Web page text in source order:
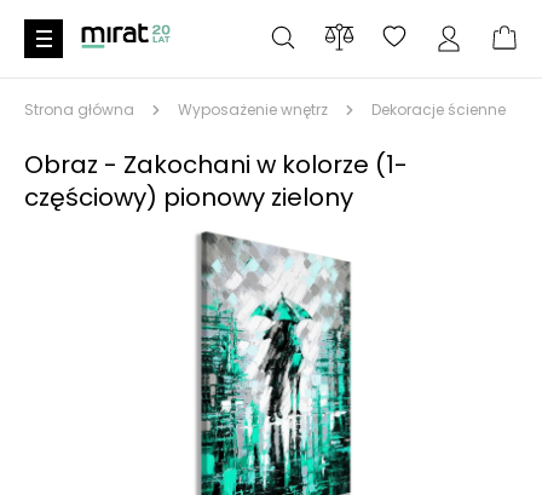
Strona główna Wyposażenie wnętrz Dekoracje ścienne
Obraz - Zakochani w kolorze (1-
częściowy) pionowy zielony